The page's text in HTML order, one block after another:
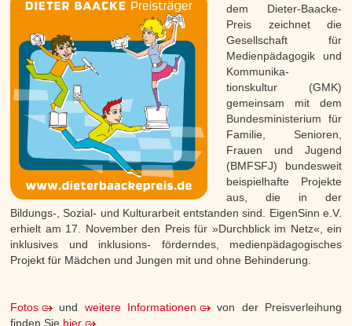
dem Dieter-Baacke-
Preis zeichnet die
Gesellschaft für
Medienpädagogik und
Kommunika-
tionskultur (GMK)
gemeinsam mit dem
Bundesministerium für
Familie, Senioren,
Frauen und Jugend
(BMFSFJ) bundesweit
beispielhafte Projekte
aus, die in der
Bildungs-, Sozial- und Kulturarbeit entstanden sind. EigenSinn e.V.
erhielt am 17. November den Preis für »Durchblick im Netz«, ein
inklusives und inklusions- förderndes, medienpädagogisches
Projekt für Mädchen und Jungen mit und ohne Behinderung.
Fotos und weitere Informationen
von der Preisverleihung
finden Sie hier